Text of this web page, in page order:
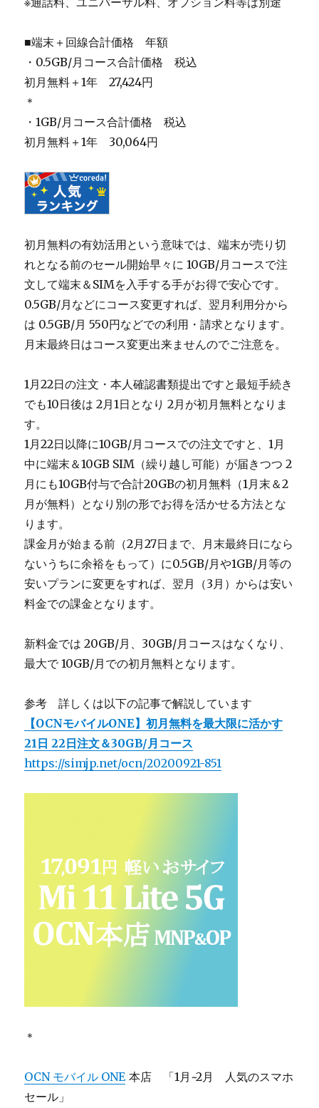
■端末＋回線合計価格 年額
・0.5GB/月コース合計価格 税込
初月無料＋1年 27,424円
＊
・1GB/月コース合計価格 税込
初月無料＋1年 30,064円
初月無料の有効活用という意味では、端末が売り切
れとなる前のセール開始早々に 10GB/月コースで注
文して端末＆SIMを入手する手がお得で安心です。
0.5GB/月などにコース変更すれば、翌月利用分から
は 0.5GB/月 550円などでの利用・請求となります。
月末最終日はコース変更出来ませんのでご注意を。
1月22日の注文・本人確認書類提出ですと最短手続き
でも10日後は 2月1日となり 2月が初月無料となりま
す。
1月22日以降に10GB/月コースでの注文ですと、1月
中に端末＆10GB SIM（繰り越し可能）が届きつつ 2
月にも10GB付与で合計20GBの初月無料（1月末＆2
月が無料）となり別の形でお得を活かせる方法とな
ります。
課金月が始まる前（2月27日まで、月末最終日になら
ないうちに余裕をもって）に0.5GB/月や1GB/月等の
安いプランに変更をすれば、翌月（3月）からは安い
料金での課金となります。
新料金では 20GB/月、30GB/月コースはなくなり、
最大で 10GB/月での初月無料となります。
参考 詳しくは以下の記事で解説しています
【OCNモバイルONE】初月無料を最大限に活かす
21日 22日注文＆30GB/月コース
https://simjp.net/ocn/20200921-851
＊
OCN モバイル ONE 本店 「1月~2月 人気のスマホ
セール」